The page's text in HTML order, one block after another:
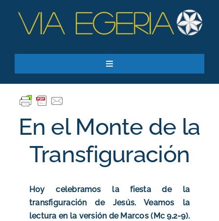
content
Toggle
Recursos
Quiero apoyar
SEARCH
Suscríbase a nuestro boletín
En el Monte de la
Transfiguración
Hoy celebramos la fiesta de la
transfiguración de Jesús. Veamos la
lectura en la versión de Marcos (Mc 9,2-9).